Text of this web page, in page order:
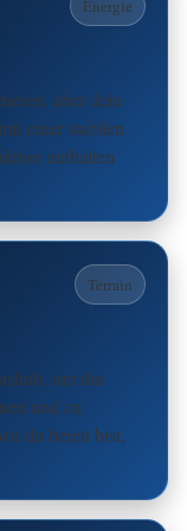
Energie
aber dein
einer stabilen
mithalten
Terrain
um das
und zu
du bereit bist,